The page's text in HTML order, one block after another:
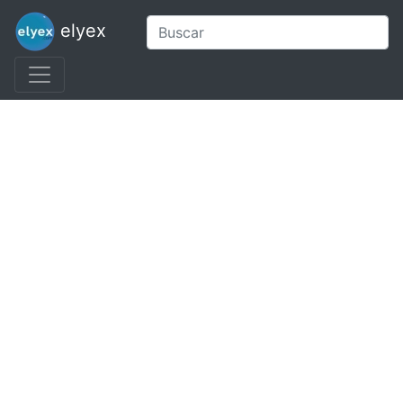
elyex